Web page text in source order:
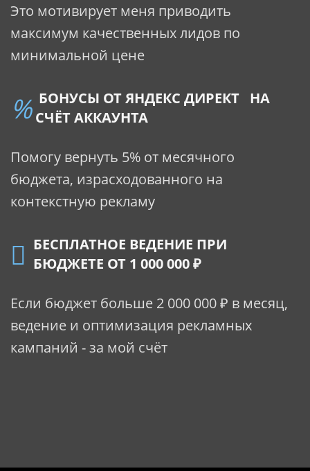
Это мотивирует меня приводить
максимум качественных лидов по
минимальной цене
БОНУСЫ ОТ ЯНДЕКС ДИРЕКТ НА
СЧЁТ АККАУНТА
Помогу вернуть 5% от месячного
бюджета, израсходованного на
контекстную рекламу
БЕСПЛАТНОЕ ВЕДЕНИЕ ПРИ
БЮДЖЕТЕ ОТ 1 000 000 ₽
Если бюджет больше 2 000 000 ₽ в месяц,
ведение и оптимизация рекламных
кампаний - за мой счёт